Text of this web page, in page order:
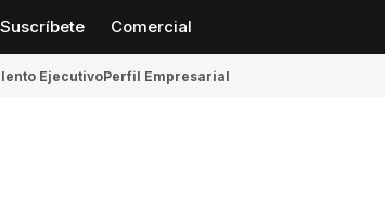
Suscríbete Comercial
EjecutivoPerfil Empresarial